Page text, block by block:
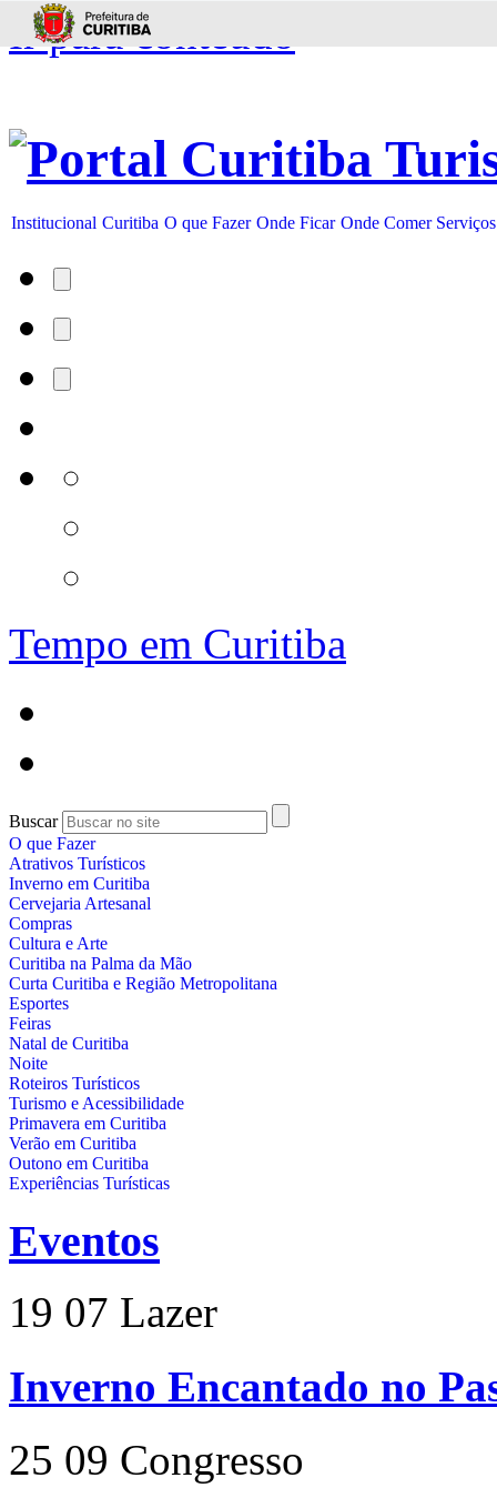
Ir para conteúdo
Institucional Curitiba O que Fazer Onde Ficar Onde Comer Serviços
Tempo em Curitiba
Buscar
O que Fazer
Atrativos Turísticos
Inverno em Curitiba
Cervejaria Artesanal
Compras
Cultura e Arte
Curitiba na Palma da Mão
Curta Curitiba e Região Metropolitana
Esportes
Feiras
Natal de Curitiba
Noite
Roteiros Turísticos
Turismo e Acessibilidade
Primavera em Curitiba
Verão em Curitiba
Outono em Curitiba
Experiências Turísticas
Eventos
19 07 Lazer
Inverno Encantado no
25 09 Congresso